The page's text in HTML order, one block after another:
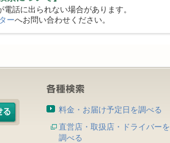
話に出られない場合があります。
ーへお問い合わせください。
料金・お届け予定日を調べる
直営店・取扱店・ドライバーを
調べる